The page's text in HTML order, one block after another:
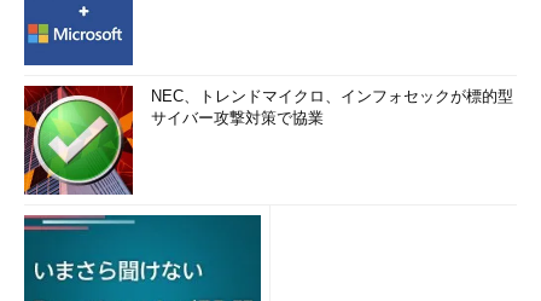
NEC、トレンドマイクロ、インフォセックが標的型
サイバー攻撃対策で協業